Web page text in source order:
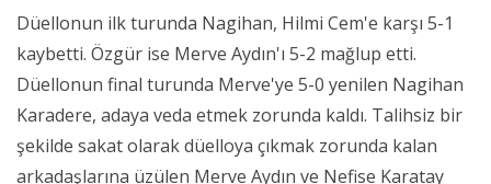
Düellonun ilk turunda Nagihan, Hilmi Cem'e karşı 5-1
kaybetti. Özgür ise Merve Aydın'ı 5-2 mağlup etti.
Düellonun final turunda Merve'ye 5-0 yenilen Nagihan
Karadere, adaya veda etmek zorunda kaldı. Talihsiz bir
şekilde sakat olarak düelloya çıkmak zorunda kalan
arkadaşlarına üzülen Merve Aydın ve Nefise Karatay